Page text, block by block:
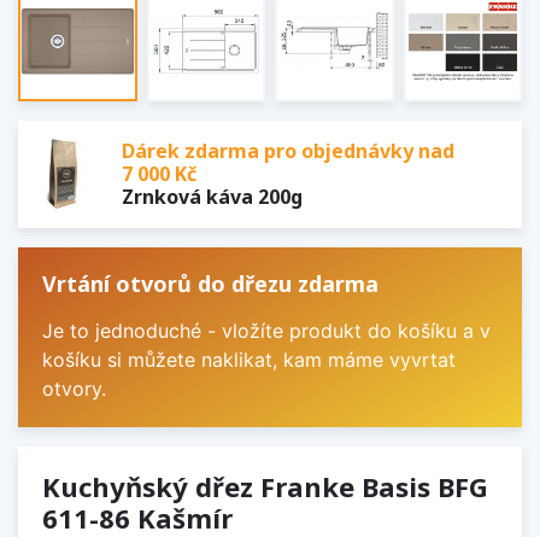
Dárek zdarma pro objednávky nad
7 000 Kč
Zrnková káva 200g
Vrtání otvorů do dřezu zdarma
Je to jednoduché - vložíte produkt do košíku a v
košíku si můžete naklikat, kam máme vyvrtat
otvory.
Kuchyňský dřez Franke Basis BFG
611-86 Kašmír